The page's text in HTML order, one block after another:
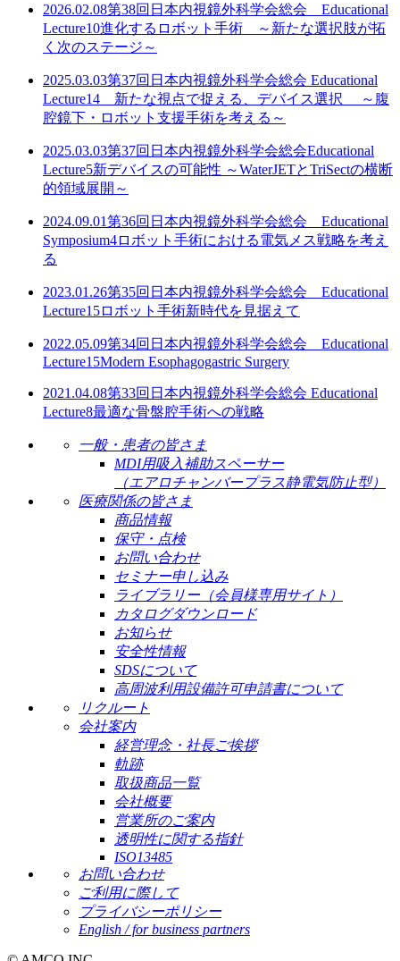
2026.02.08第38回日本内視鏡外科学会総会 Educational
Lecture10進化するロボット手術 ～新たな選択肢が拓
く次のステージ～
2025.03.03第37回日本内視鏡外科学会総会 Educational
Lecture14 新たな視点で捉える、デバイス選択 ～腹
腔鏡下・ロボット支援手術を考える～
2025.03.03第37回日本内視鏡外科学会総会Educational
Lecture5新デバイスの可能性 ～WaterJETとTriSectの横断
的領域展開～
2024.09.01第36回日本内視鏡外科学会総会 Educational
Symposium4ロボット手術における電気メス戦略を考え
る
2023.01.26第35回日本内視鏡外科学会総会 Educational
Lecture15ロボット手術新時代を見据えて
2022.05.09第34回日本内視鏡外科学会総会 Educational
Lecture15Modern Esophagogastric Surgery
2021.04.08第33回日本内視鏡外科学会総会 Educational
Lecture8最適な骨盤腔手術への戦略
一般・患者の皆さま
MDI用吸入補助スペーサー
（エアロチャンバープラス静電気防止型）
医療関係の皆さま
商品情報
保守・点検
お問い合わせ
セミナー申し込み
ライブラリー（会員様専用サイト）
カタログダウンロード
お知らせ
安全性情報
SDSについて
高周波利用設備許可申請書について
リクルート
会社案内
経営理念・社長ご挨拶
軌跡
取扱商品一覧
会社概要
営業所のご案内
透明性に関する指針
ISO13485
お問い合わせ
ご利用に際して
プライバシーポリシー
English / for business partners